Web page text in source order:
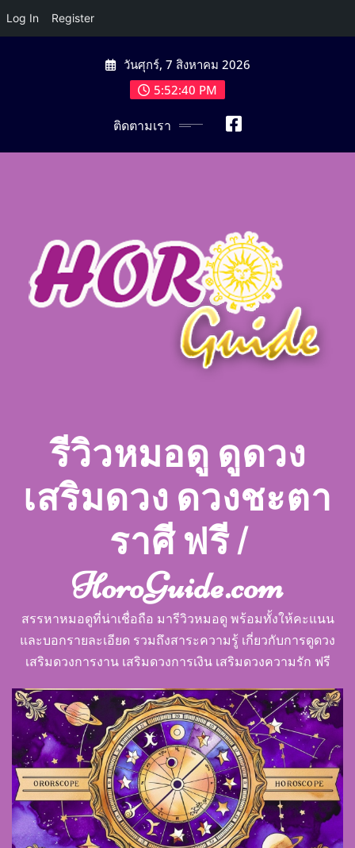
Log In Register
วันศุกร์, 7 สิงหาคม 2026
5:52:41 PM
ติดตามเรา
รีวิวหมอดู ดูดวง
เสริมดวง ดวงชะตา
ราศี ฟรี |
HoroGuide.com
สรรหาหมอดูที่น่าเชื่อถือ มารีวิวหมอดู พร้อมทั้งให้คะแนน
และบอกรายละเอียด รวมถึงสาระความรู้ เกี่ยวกับการดูดวง
เสริมดวงการงาน เสริมดวงการเงิน เสริมดวงความรัก ฟรี